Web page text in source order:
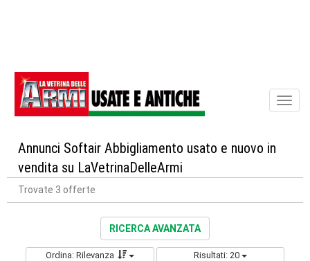
Annunci Softair Abbigliamento usato e nuovo in
vendita su LaVetrinaDelleArmi
Trovate 3 offerte
RICERCA AVANZATA
Ordina: Rilevanza Risultati: 20